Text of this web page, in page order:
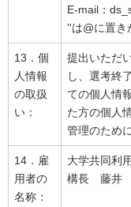
E-mail：
''は@に置き
13．個
人情報
の取扱
い：
提出いただ
し、選考終
ての個人情
た方の個人
管理のため
14．雇
用者の
名称：
大学共同利
構長 藤井